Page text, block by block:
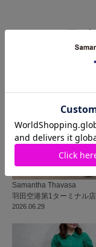
2026.06.29
Samantha Thavasa
羽田空港第1ターミナル店